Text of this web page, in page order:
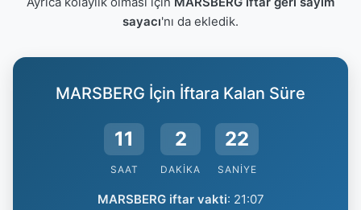
sayacı'nı da ekledik.
MARSBERG İçin İftara Kalan Süre
11
SAAT
2
DAKIKA
22
SANIYE
MARSBERG iftar vakti: 21:07